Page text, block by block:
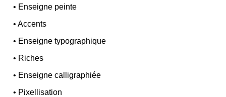
• Enseigne peinte
•Accents
• Enseigne typographique
• Riches
• Enseigne calligraphiée
• Pixellisation